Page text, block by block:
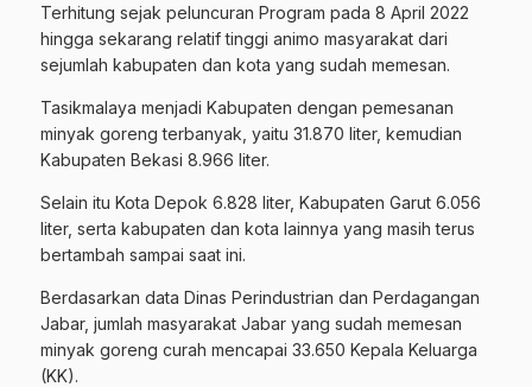
Terhitung sejak peluncuran Program pada 8 April 2022
hingga sekarang relatif tinggi animo masyarakat dari
sejumlah kabupaten dan kota yang sudah memesan.
Tasikmalaya menjadi Kabupaten dengan pemesanan
minyak goreng terbanyak, yaitu 31.870 liter, kemudian
Kabupaten Bekasi 8.966 liter.
Selain itu Kota Depok 6.828 liter, Kabupaten Garut 6.056
liter, serta kabupaten dan kota lainnya yang masih terus
bertambah sampai saat ini.
Berdasarkan data Dinas Perindustrian dan Perdagangan
Jabar, jumlah masyarakat Jabar yang sudah memesan
minyak goreng curah mencapai 33.650 Kepala Keluarga
(KK).